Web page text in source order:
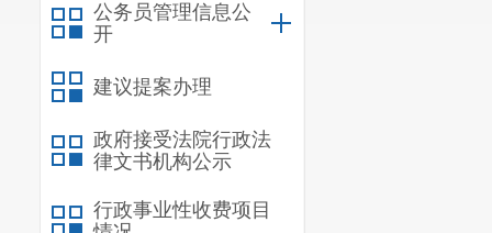
公务员管理信息公
开
建议提案办理
政府接受法院行政法
律文书机构公示
行政事业性收费项目